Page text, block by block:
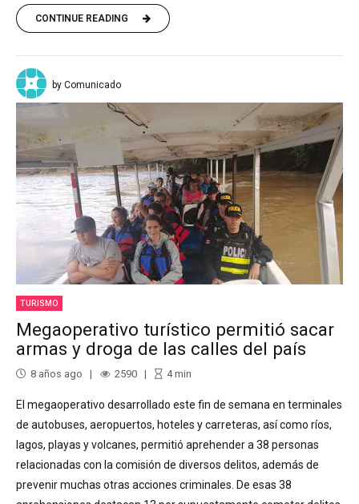
CONTINUE READING
by Comunicado
TURISMO
Megaoperativo turístico permitió sacar
armas y droga de las calles del país
8 años ago 2590 4min
El megaoperativo desarrollado este fin de semana en terminales
de autobuses, aeropuertos, hoteles y carreteras, así como ríos,
lagos, playas y volcanes, permitió aprehender a 38 personas
relacionadas con la comisión de diversos delitos, además de
prevenir muchas otras acciones criminales. De esas 38